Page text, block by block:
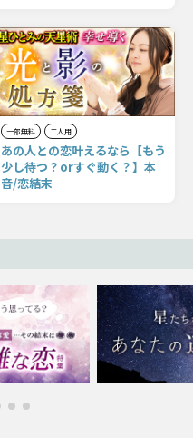
一部無料 二人用
あの人との恋叶えるなら【もう
少し待つ？orすぐ動く？】本
音/恋結末